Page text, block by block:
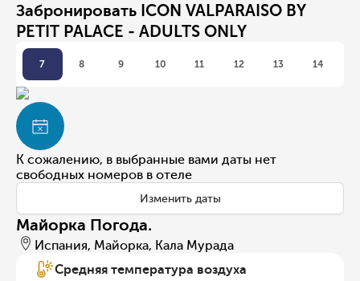
Забронировать ICON VALPARAISO BY
PETIT PALACE - ADULTS ONLY
7 8 9 10 11 12 13 14
К сожалению, в выбранные вами даты нет
свободных номеров в отеле
Изменить даты
Майорка Погода.
Испания, Майорка, Кала Мурада
Средняя температура воздуха